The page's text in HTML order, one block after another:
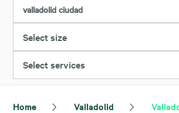
valladolid ciudad
Select size
Select services
Home Valladolid